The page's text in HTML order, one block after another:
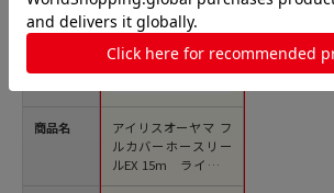
商品名
アイリスオーヤマ フ
ルカバーホースリー
ルEX 15m ライトベ
ージュ／ホワイト FH